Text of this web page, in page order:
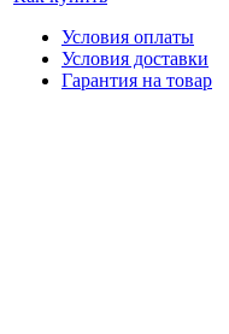
Условия оплаты
Условия доставки
Гарантия на товар